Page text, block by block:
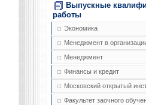
Выпускные
работы
Экономика
Менеджмент в
Менеджмент
Финансы и кредит
Московский открытый
Факультет заочного